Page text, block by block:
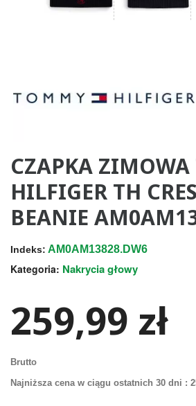
CZAPKA
HILFIGER TH
BEANIE
Indeks: AM0AM13828.DW6
Kategoria: Nakrycia głowy
259,99 zł
Brutto
Najniższa cena w ciągu ostatnich 30 dni :